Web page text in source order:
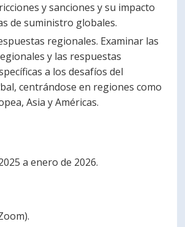
y sanciones y su impacto
de suministro globales.
regionales. Examinar las
y las respuestas
a los desafíos del
centrándose en regiones como
Asia y Américas.
a enero de 2026.